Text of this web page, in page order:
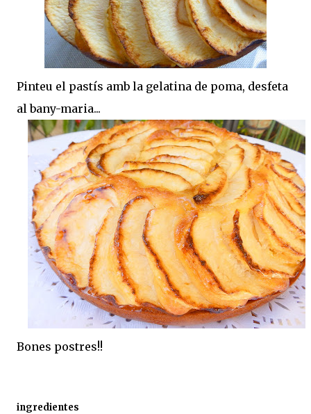
Pinteu el pastís amb la gelatina de poma, desfeta
al bany-maria...
Bones postres!!
ingredientes